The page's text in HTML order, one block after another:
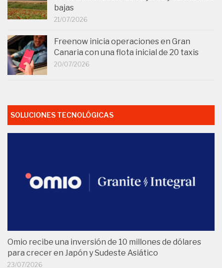
bajas
21/07/2026
Freenow inicia operaciones en Gran
Canaria con una flota inicial de 20 taxis
20/07/2026
SOLUCIONES TECNOLÓGICAS
Omio recibe una inversión de 10 millones de dólares
para crecer en Japón y Sudeste Asiático
23/07/2026